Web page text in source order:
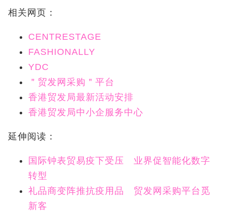
相关网页：
CENTRESTAGE
FASHIONALLY
YDC
＂贸发网采购＂平台
香港贸发局最新活动安排
香港贸发局中小企服务中心
延伸阅读：
国际钟表贸易疫下受压 业界促智能化数字
转型
礼品商变阵推抗疫用品 贸发网采购平台觅
新客